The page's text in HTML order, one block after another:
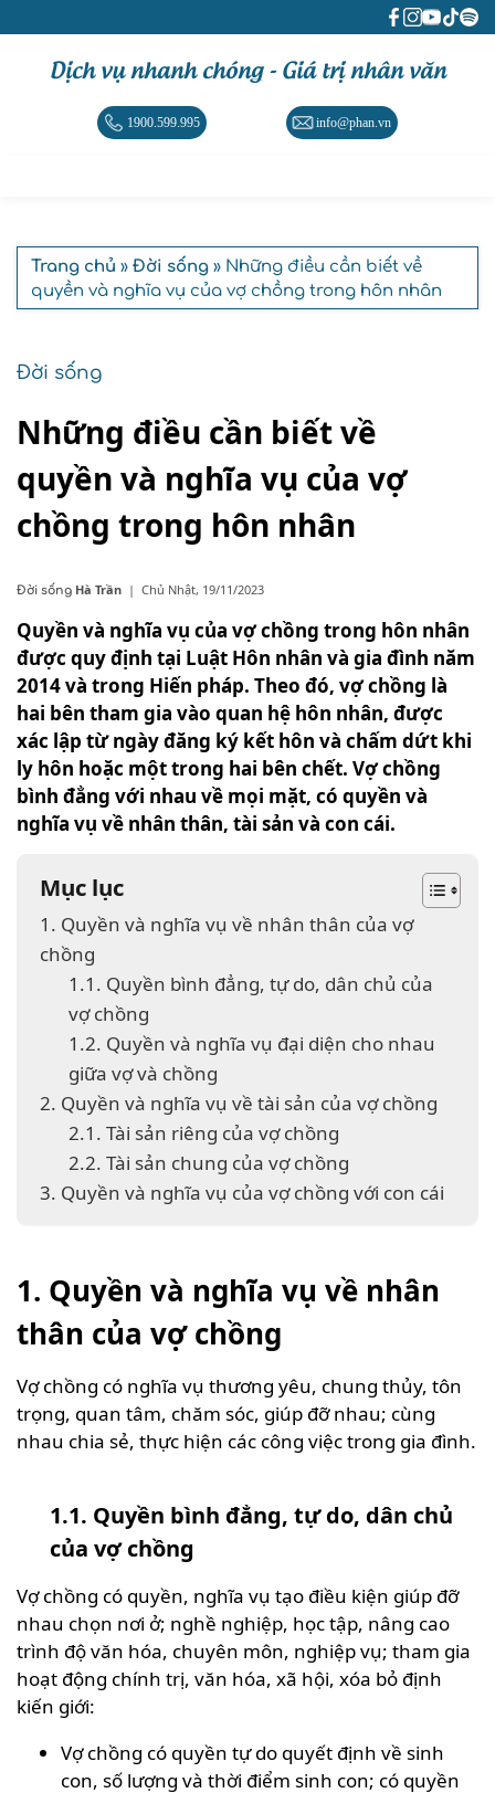
Dịch vụ nhanh chóng - Giá trị nhân văn
1900.599.995 info@phan.vn
Trang chủ » Đời sống » Những điều cần biết về
quyền và nghĩa vụ của vợ chồng trong hôn nhân
Đời sống
Những điều cần biết về
quyền và nghĩa vụ của vợ
chồng trong hôn nhân
Đời sống Hà Trần | Chủ Nhật, 19/11/2023
Quyền và nghĩa vụ của vợ chồng trong hôn nhân
được quy định tại Luật Hôn nhân và gia đình năm
2014 và trong Hiến pháp. Theo đó, vợ chồng là
hai bên tham gia vào quan hệ hôn nhân, được
xác lập từ ngày đăng ký kết hôn và chấm dứt khi
ly hôn hoặc một trong hai bên chết. Vợ chồng
bình đẳng với nhau về mọi mặt, có quyền và
nghĩa vụ về nhân thân, tài sản và con cái.
Mục lục
1. Quyền và nghĩa vụ về nhân thân của vợ
chồng
1.1. Quyền bình đẳng, tự do, dân chủ của
vợ chồng
1.2. Quyền và nghĩa vụ đại diện cho nhau
giữa vợ và chồng
2. Quyền và nghĩa vụ về tài sản của vợ chồng
2.1. Tài sản riêng của vợ chồng
2.2. Tài sản chung của vợ chồng
3. Quyền và nghĩa vụ của vợ chồng với con cái
1. Quyền và nghĩa vụ về nhân
thân của vợ chồng
Vợ chồng có nghĩa vụ thương yêu, chung thủy, tôn
trọng, quan tâm, chăm sóc, giúp đỡ nhau; cùng
nhau chia sẻ, thực hiện các công việc trong gia đình.
1.1. Quyền bình đẳng, tự do, dân chủ
của vợ chồng
Vợ chồng có quyền, nghĩa vụ tạo điều kiện giúp đỡ
nhau chọn nơi ở; nghề nghiệp, học tập, nâng cao
trình độ văn hóa, chuyên môn, nghiệp vụ; tham gia
hoạt động chính trị, văn hóa, xã hội, xóa bỏ định
kiến giới:
Vợ chồng có quyền tự do quyết định về sinh
con, số lượng và thời điểm sinh con; có quyền